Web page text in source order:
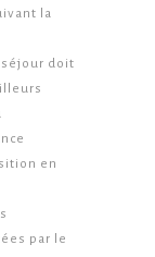
la
doit
en
par le